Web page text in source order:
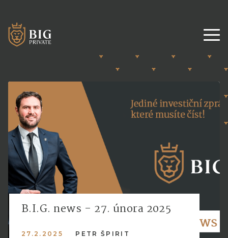
B.I.G. news - 27. února 2025
27.2.2025 PETR ŠPIRIT